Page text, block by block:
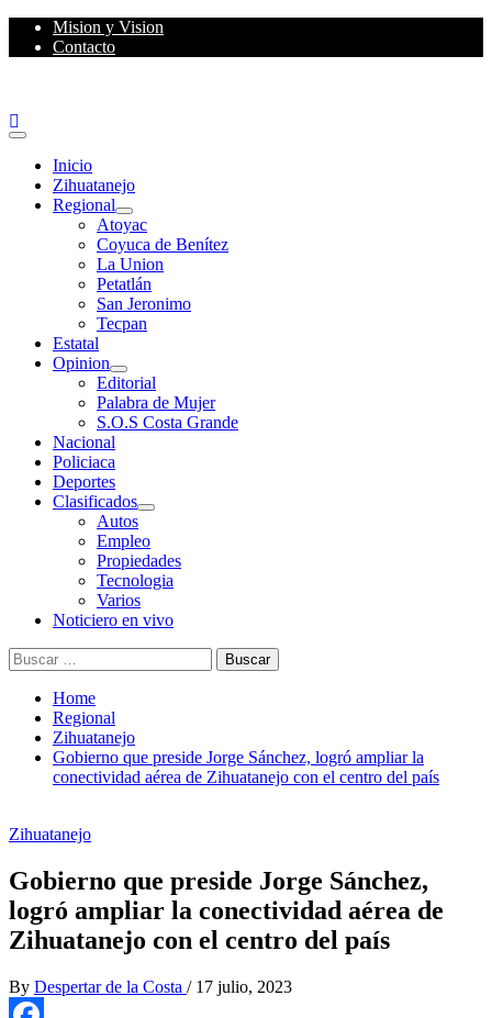
Skip
Mision y Vision
Contacto
Primary
Inicio
Zihuatanejo
Regional
Atoyac
Coyuca de Benítez
La Union
Petatlán
San Jeronimo
Tecpan
Estatal
Opinion
Editorial
Palabra de Mujer
S.O.S Costa Grande
Nacional
Policiaca
Deportes
Clasificados
Autos
Empleo
Propiedades
Tecnologia
Varios
Noticiero en vivo
Buscar:
Home
Regional
Zihuatanejo
Gobierno que preside Jorge Sánchez, logró ampliar la
conectividad aérea de Zihuatanejo con el centro del país
Zihuatanejo
Gobierno que preside Jorge Sánchez,
logró ampliar la conectividad aérea de
Zihuatanejo con el centro del país
By Despertar de la Costa / 17 julio, 2023